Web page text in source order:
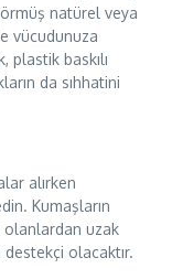
natürel veya
vücudunuza
baskılı
da sıhhatini
alırken
Kumaşların
olanlardan uzak
olacaktır.